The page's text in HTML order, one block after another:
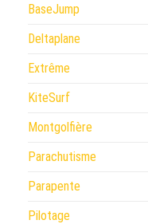
BaseJump
Deltaplane
Extrême
KiteSurf
Montgolfière
Parachutisme
Parapente
Pilotage